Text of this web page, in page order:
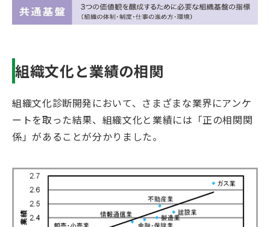
組織文化と業績の相関
組織文化診断開発において、さまざまな業界にアンケ
ートを取った結果、組織文化と業績には「正の相関関
係」があることが分かりました。